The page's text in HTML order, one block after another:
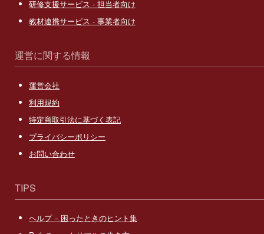
研修支援サービス - 担当者向け
教材連携サービス - 事業者向け
運営に関する情報
運営会社
利用規約
特定商取引法に基づく表記
プライバシーポリシー
お問い合わせ
TIPS
ヘルプ − 困ったときのヒント集